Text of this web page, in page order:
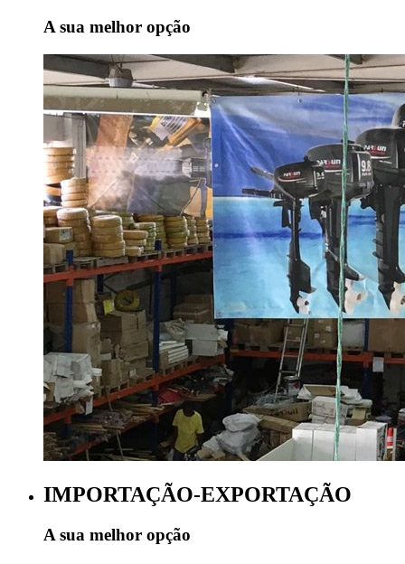
A sua melhor opção
IMPORTAÇÃO-EXPORTAÇÃO
A sua melhor opção